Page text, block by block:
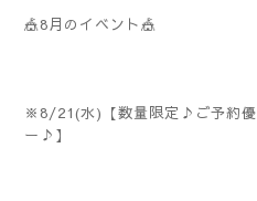
🎪8月のイベント🎪
※8/21(水)【数量限定♪ご予約
ー♪】